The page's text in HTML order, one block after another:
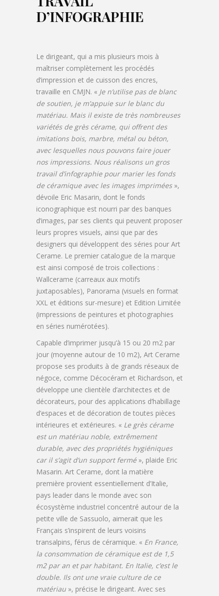
D’INFOGRAPHIE
Le dirigeant, qui a mis plusieurs mois à
maîtriser complètement les procédés
d’impression et de cuisson des encres,
travaille en CMJN. « Je n’utilise pas de blanc
de soutien, je m’appuie sur le blanc du
matériau. Mais il existe de très nombreuses
variétés de grès cérame, qui offrent des
imitations bois, marbre, métal ou béton,
avec lesquelles nous pouvons faire jouer
nos impressions. Nous réalisons un gros
travail d’infographie pour marier les fonds
de céramique avec les images imprimées »,
dévoile Eric Masarin, dont le fonds
iconographique est nourri par des banques
d’images, par ses clients qui peuvent proposer
leurs propres visuels, ainsi que par des
designers qui développent des séries pour Art
Cerame. Le premier catalogue de la marque
est ainsi composé de trois collections :
Wallcerame (carreaux aux motifs
juxtaposables), Panorama (visuels en format
XXL et éditions sur-mesure) et Edition Limitée
(impressions de peintures et photographies
en séries numérotées).
Capable d’imprimer jusqu’à 15 ou 20 m2 par
jour (moyenne autour de 10 m2), Art Cerame
propose ses produits à de grands réseaux de
négoce, comme Décocéram et Richardson, et
développe une clientèle d’architectes et de
décorateurs, pour des applications d’habillage
d’espaces et de décoration de toutes pièces
intérieures et extérieures. « Le grès cérame
est un matériau noble, extrêmement
durable, avec des propriétés hygiéniques
car il s’agit d’un support fermé », plaide Eric
Masarin. Art Cerame, dont la matière
première provient essentiellement d’Italie,
pays leader dans le monde avec son
écosystème industriel concentré autour de la
petite ville de Sassuolo, aimerait que les
Français s’inspirent de leurs voisins
transalpins, férus de céramique. « En France,
la consommation de céramique est de 1,5
m2 par an et par habitant. En Italie, c’est le
double. Ils ont une vraie culture de ce
matériau », précise le dirigeant. Avec ses